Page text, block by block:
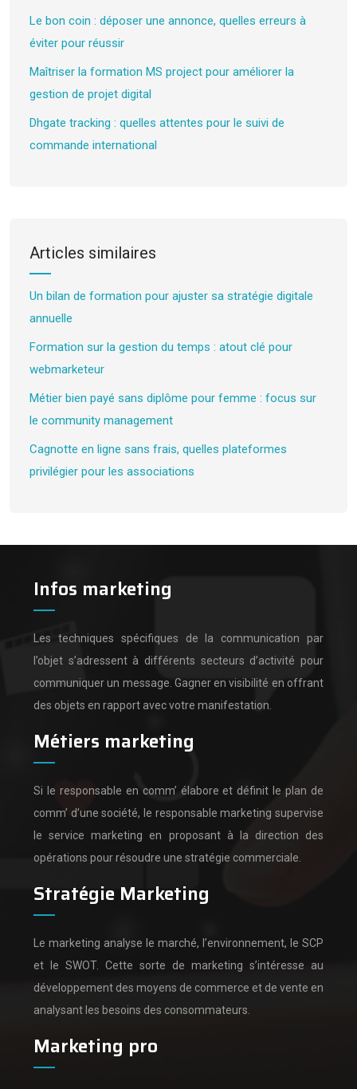
Le bon coin : déposer une annonce, quelles erreurs à
éviter pour réussir
Maîtriser la formation MS project pour améliorer la
gestion de projet digital
Dhgate tracking : quelles attentes pour le suivi de
commande international
Articles similaires
Un bilan de formation pour ajuster sa stratégie digitale
annuelle
Formation sur la gestion du temps : atout clé pour
webmarketeur
Métier bien payé sans diplôme pour femme : focus sur
le community management
Cagnotte en ligne sans frais, quelles plateformes
privilégier pour les associations
Infos marketing
Les techniques spécifiques de la communication par
l’objet s’adressent à différents secteurs d’activité pour
communiquer un message. Gagner en visibilité en offrant
des objets en rapport avec votre manifestation.
Métiers marketing
Si le responsable en comm’ élabore et définit le plan de
comm’ d’une société, le responsable marketing supervise
le service marketing en proposant à la direction des
opérations pour résoudre une stratégie commerciale.
Stratégie Marketing
Le marketing analyse le marché, l’environnement, le SCP
et le SWOT. Cette sorte de marketing s’intéresse au
développement des moyens de commerce et de vente en
analysant les besoins des consommateurs.
Marketing pro